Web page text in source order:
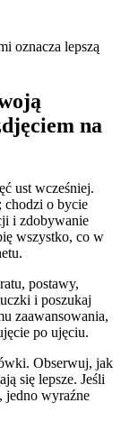
oznacza lepszą
na
ust wcześniej.
chodzi o bycie
i zdobywanie
wszystko, co w
postawy,
i poszukaj
zaawansowania,
po ujęciu.
Obserwuj, jak
się lepsze. Jeśli
jedno wyraźne